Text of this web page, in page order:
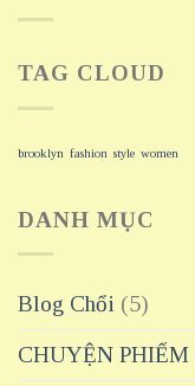
TAG CLOUD
brooklyn fashion style women
DANH MỤC
Blog Chổi (5)
CHUYỆN PHIẾM